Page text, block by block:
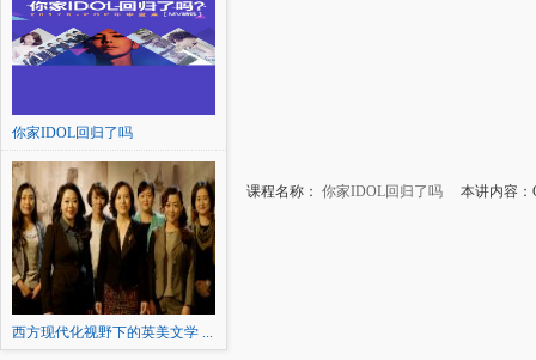
你家IDOL回归了吗
西方现代化视野下的英美文学 ...
课程名称： 你家IDOL回归了吗 本讲内容：